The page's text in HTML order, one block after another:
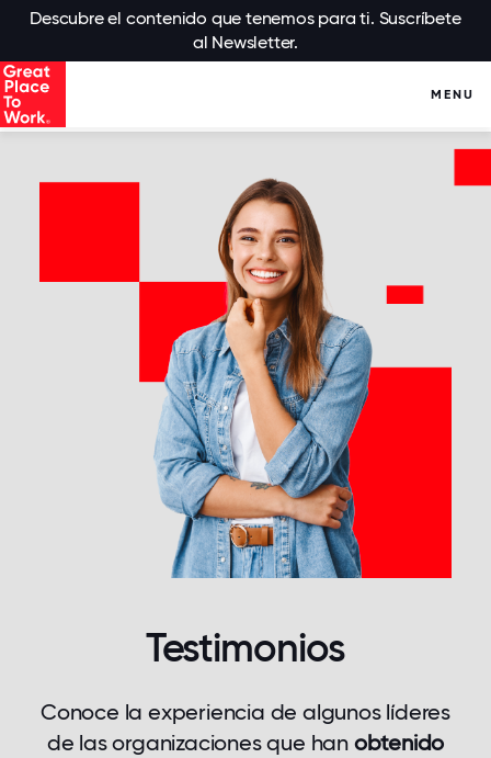
Descubre el contenido que tenemos para ti. Suscríbete
al Newsletter.
MENU
Testimonios
Conoce la experiencia de algunos líderes
de las organizaciones que han obtenido